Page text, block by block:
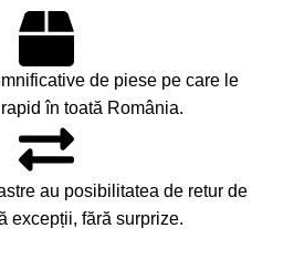
de piese pe care le
în toată România.
au posibilitatea de retur de
excepții, fără surprize.